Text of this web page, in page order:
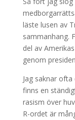
läste lusen av
sammanhang.
del av
genom
Jag saknar
finns en
rasism över
R-ordet är